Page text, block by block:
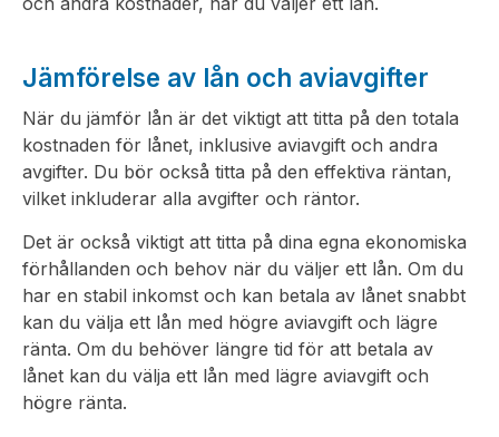
Jämförelse av lån och aviavgifter
När du jämför lån är det viktigt att titta på den totala
kostnaden för lånet, inklusive aviavgift och andra
avgifter. Du bör också titta på den effektiva räntan,
vilket inkluderar alla avgifter och räntor.
Det är också viktigt att titta på dina egna ekonomiska
förhållanden och behov när du väljer ett lån. Om du
har en stabil inkomst och kan betala av lånet snabbt
kan du välja ett lån med högre aviavgift och lägre
ränta. Om du behöver längre tid för att betala av
lånet kan du välja ett lån med lägre aviavgift och
högre ränta.